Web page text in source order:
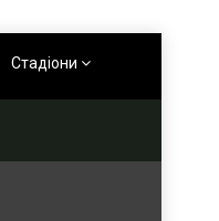
Стадіони